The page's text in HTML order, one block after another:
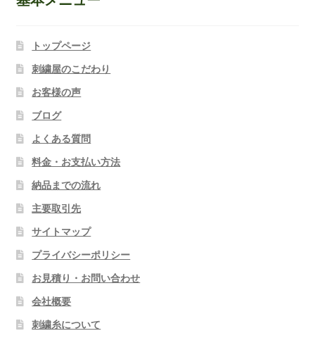
トップページ
刺繍屋のこだわり
お客様の声
ブログ
よくある質問
料金・お支払い方法
納品までの流れ
主要取引先
サイトマップ
プライバシーポリシー
お見積り・お問い合わせ
会社概要
刺繍糸について